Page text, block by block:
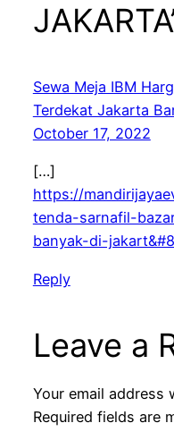
Sewa Meja IBM
Terdekat Jakarta
October 17, 2022
[…]
https://
tenda-sarnafil-
banyak-di-
Reply
Leave a
Your email address
Required fields are